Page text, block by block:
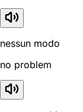
nessun modo
no problem